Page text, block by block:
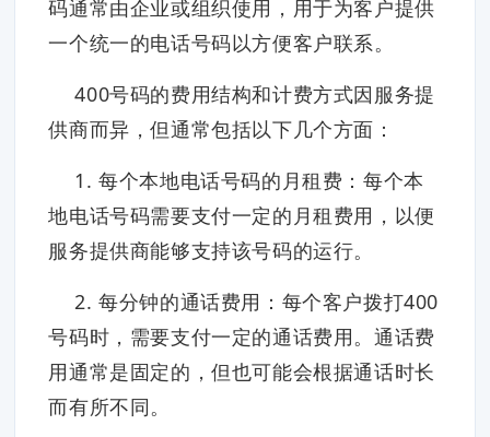
码通常由企业或组织使用，用于为客户提供
一个统一的电话号码以方便客户联系。
400号码的费用结构和计费方式因服务提
供商而异，但通常包括以下几个方面：
1. 每个本地电话号码的月租费：每个本
地电话号码需要支付一定的月租费用，以便
服务提供商能够支持该号码的运行。
2. 每分钟的通话费用：每个客户拨打400
号码时，需要支付一定的通话费用。通话费
用通常是固定的，但也可能会根据通话时长
而有所不同。